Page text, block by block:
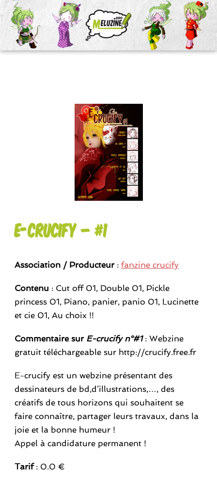
E-crucify – #1
Association / Producteur: fanzine crucify
Contenu : Cut off 01, Double 01, Pickle
princess 01, Piano, panier, panio 01, Lucinette
et cie 01, Au choix !!
Commentaire sur E-crucify n°#1: Webzine
gratuit téléchargeable sur http://crucify.free.fr
E-crucify est un webzine présentant des
dessinateurs de bd,d’illustrations,…, des
créatifs de tous horizons qui souhaitent se
faire connaître, partager leurs travaux, dans la
joie et la bonne humeur !
Appel à candidature permanent !
Tarif: 0.0 €